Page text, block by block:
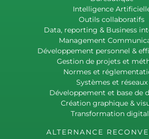
Intelligence
Outils collaboratifs
Data, reporting & Business
Management
Développement personnel &
Gestion de projets et
Normes et
Systèmes et réseaux
Développement et base de
Création graphique &
Transformation
ALTERNANCE